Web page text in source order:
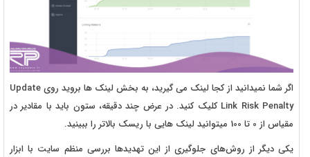
اگر شما نمیدانید از کجا لینک می گیرید، به بخش لینک ها بروید روی Update
Link Risk Penalty کلیک کنید. در عرض چند دقیقه، ستون باید با مقادیر در
مقیاس از 0 تا 100 میتوانید لینک هایی با ریسک بالاتر را ببینید.
یکی دیگر از روش‌های جلوگیری از این تهدیدها بررسی منظم سایت با ابزار